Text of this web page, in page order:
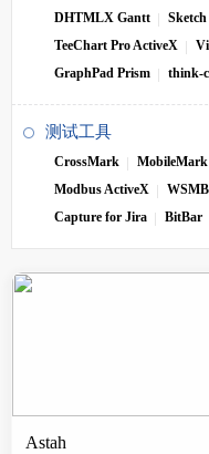
DHTMLX Gantt
Sketch
TeeChart Pro ActiveX
GraphPad Prism
think-
测试工具
CrossMark MobileMark
Modbus ActiveX
Capture for Jira
BitBar
Astah